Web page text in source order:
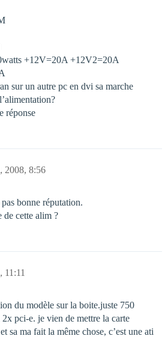
+12V=20A +12V2=20A
sur un autre pc en dvi sa marche
réponse
2008, 8:56
bonne réputation.
de cette alim ?
11:11
du modèle sur la boite.juste 750
pci-e. je vien de mettre la carte
sa ma fait la même chose, c’est une ati